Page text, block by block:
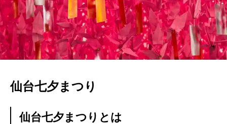
仙台七夕まつり
仙台七夕まつりとは